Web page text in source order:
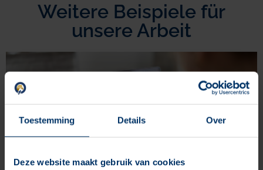
Toestemming Details Over
Deze website maakt gebruik van cookies
Weitere Beispiele für
unsere Arbeit